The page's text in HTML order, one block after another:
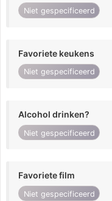
Niet gespecificeerd
Favoriete keukens
Niet gespecificeerd
Alcohol drinken?
Niet gespecificeerd
Favoriete film
Niet gespecificeerd